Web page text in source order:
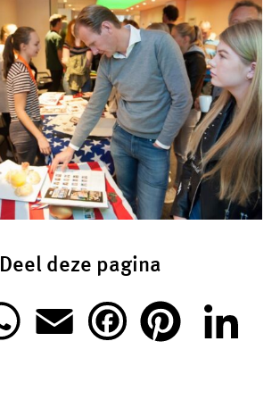
Deel deze pagina
W F